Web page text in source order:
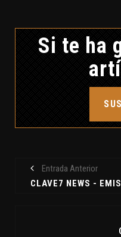
Si te ha
Entrada Anterior